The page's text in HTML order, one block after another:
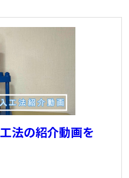
法の紹介動画を